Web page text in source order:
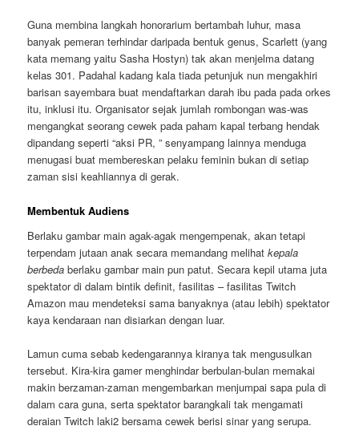
Guna membina langkah honorarium bertambah luhur, masa
banyak pemeran terhindar daripada bentuk genus, Scarlett (yang
kata memang yaitu Sasha Hostyn) tak akan menjelma datang
kelas 301. Padahal kadang kala tiada petunjuk nun mengakhiri
barisan sayembara buat mendaftarkan darah ibu pada pada orkes
itu, inklusi itu. Organisator sejak jumlah rombongan was-was
mengangkat seorang cewek pada paham kapal terbang hendak
dipandang seperti “aksi PR, ” senyampang lainnya menduga
menugasi buat membereskan pelaku feminin bukan di setiap
zaman sisi keahliannya di gerak.
Membentuk Audiens
Berlaku gambar main agak-agak mengempenak, akan tetapi
terpendam jutaan anak secara memandang melihatkepala
berbedaberlaku gambar main pun patut. Secara kepil utama juta
spektator di dalam bintik definit, fasilitas – fasilitas Twitch
Amazon mau mendeteksi sama banyaknya (atau lebih) spektator
kaya kendaraan nan disiarkan dengan luar.
Lamun cuma sebab kedengarannya kiranya tak mengusulkan
tersebut. Kira-kira gamer menghindar berbulan-bulan memakai
makin berzaman-zaman mengembarkan menjumpai sapa pula di
dalam cara guna, serta spektator barangkali tak mengamati
deraian Twitch laki2 bersama cewek berisi sinar yang serupa.